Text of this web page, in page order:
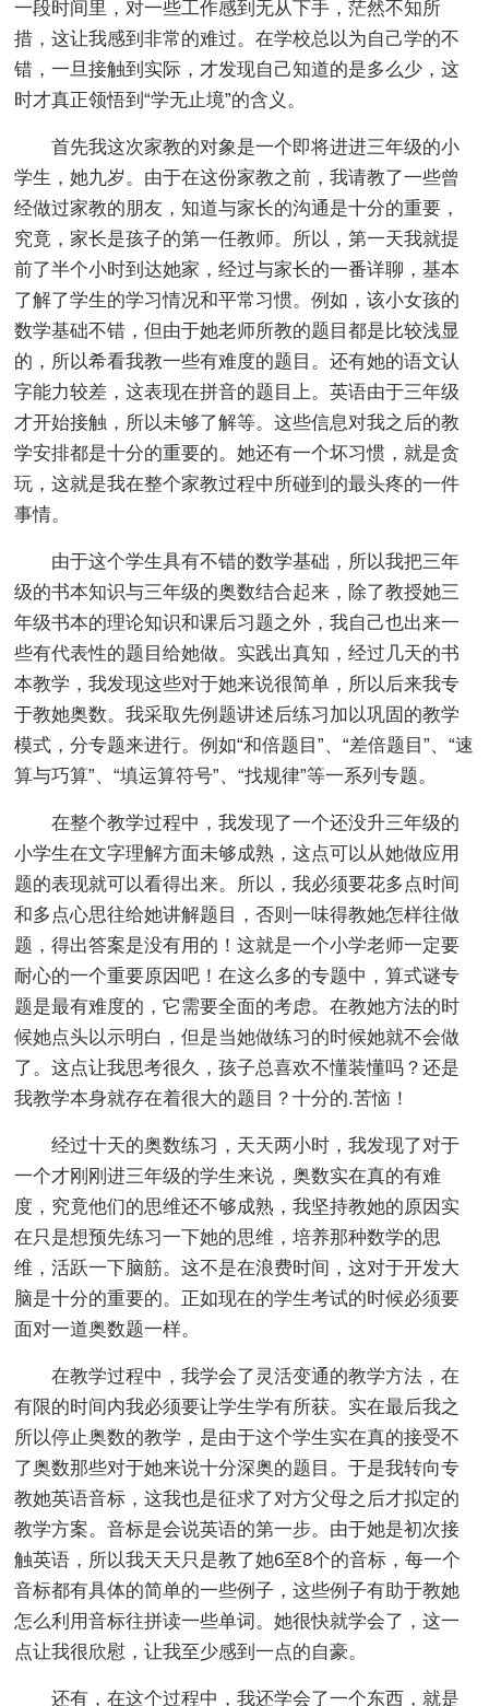
一段时间里，对一些工作感到无从下手，茫然不知所
措，这让我感到非常的难过。在学校总以为自己学的不
错，一旦接触到实际，才发现自己知道的是多么少，这
时才真正领悟到“学无止境”的含义。
首先我这次家教的对象是一个即将进进三年级的小
学生，她九岁。由于在这份家教之前，我请教了一些曾
经做过家教的朋友，知道与家长的沟通是十分的重要，
究竟，家长是孩子的第一任教师。所以，第一天我就提
前了半个小时到达她家，经过与家长的一番详聊，基本
了解了学生的学习情况和平常习惯。例如，该小女孩的
数学基础不错，但由于她老师所教的题目都是比较浅显
的，所以希看我教一些有难度的题目。还有她的语文认
字能力较差，这表现在拼音的题目上。英语由于三年级
才开始接触，所以未够了解等。这些信息对我之后的教
学安排都是十分的重要的。她还有一个坏习惯，就是贪
玩，这就是我在整个家教过程中所碰到的最头疼的一件
事情。
由于这个学生具有不错的数学基础，所以我把三年
级的书本知识与三年级的奥数结合起来，除了教授她三
年级书本的理论知识和课后习题之外，我自己也出来一
些有代表性的题目给她做。实践出真知，经过几天的书
本教学，我发现这些对于她来说很简单，所以后来我专
于教她奥数。我采取先例题讲述后练习加以巩固的教学
模式，分专题来进行。例如“和倍题目”、“差倍题目”、“速
算与巧算”、“填运算符号”、“找规律”等一系列专题。
在整个教学过程中，我发现了一个还没升三年级的
小学生在文字理解方面未够成熟，这点可以从她做应用
题的表现就可以看得出来。所以，我必须要花多点时间
和多点心思往给她讲解题目，否则一味得教她怎样往做
题，得出答案是没有用的！这就是一个小学老师一定要
耐心的一个重要原因吧！在这么多的专题中，算式谜专
题是最有难度的，它需要全面的考虑。在教她方法的时
候她点头以示明白，但是当她做练习的时候她就不会做
了。这点让我思考很久，孩子总喜欢不懂装懂吗？还是
我教学本身就存在着很大的题目？十分的.苦恼！
经过十天的奥数练习，天天两小时，我发现了对于
一个才刚刚进三年级的学生来说，奥数实在真的有难
度，究竟他们的思维还不够成熟，我坚持教她的原因实
在只是想预先练习一下她的思维，培养那种数学的思
维，活跃一下脑筋。这不是在浪费时间，这对于开发大
脑是十分的重要的。正如现在的学生考试的时候必须要
面对一道奥数题一样。
在教学过程中，我学会了灵活变通的教学方法，在
有限的时间内我必须要让学生学有所获。实在最后我之
所以停止奥数的教学，是由于这个学生实在真的接受不
了奥数那些对于她来说十分深奥的题目。于是我转向专
教她英语音标，这我也是征求了对方父母之后才拟定的
教学方案。音标是会说英语的第一步。由于她是初次接
触英语，所以我天天只是教了她6至8个的音标，每一个
音标都有具体的简单的一些例子，这些例子有助于教她
怎么利用音标往拼读一些单词。她很快就学会了，这一
点让我很欣慰，让我至少感到一点的自豪。
还有，在这个过程中，我还学会了一个东西，就是